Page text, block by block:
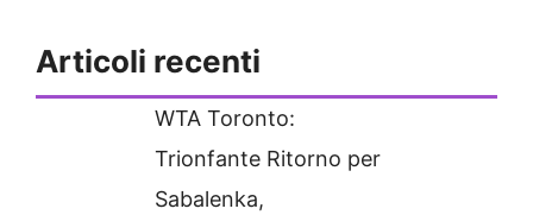
Articoli recenti
WTA Toronto:
Trionfante Ritorno per
Sabalenka,